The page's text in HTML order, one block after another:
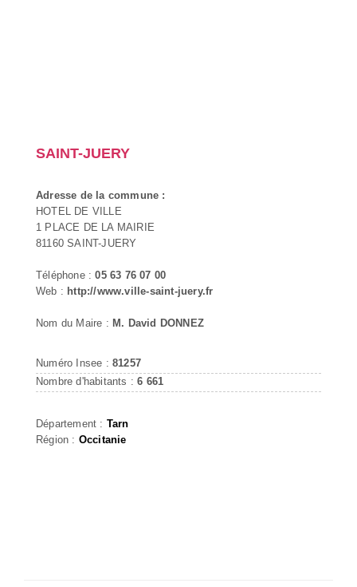
SAINT-JUERY
Adresse de la commune :
HOTEL DE VILLE
1 PLACE DE LA MAIRIE
81160 SAINT-JUERY
Téléphone :05 63 76 07 00
Web : http://www.ville-saint-juery.fr
Nom du Maire : M. David DONNEZ
Numéro Insee : 81257
Nombre d'habitants :6 661
Département : Tarn
Région : Occitanie